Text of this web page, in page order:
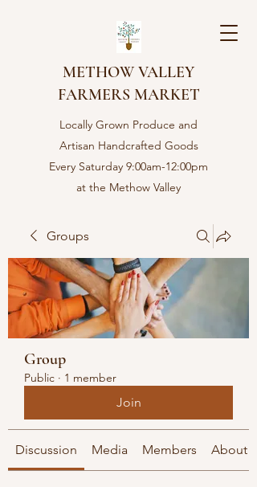
METHOW VALLEY
FARMERS MARKET
Locally Grown Produce and
Artisan Handcrafted Goods
Every Saturday 9:00am-12:00pm
at the Methow Valley
Groups
Group
Public · 1 member
Join
Discussion Media Members About